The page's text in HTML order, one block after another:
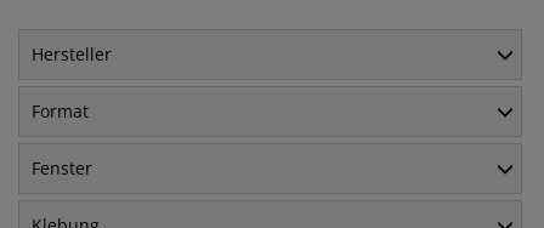
Hersteller
Format
Fenster